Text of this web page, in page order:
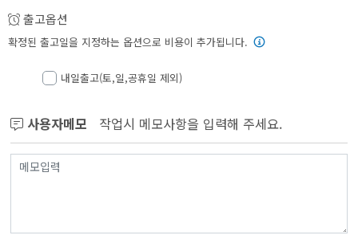
출고옵션
확정된 출고일을 지정하는 옵션으로 비용이 추가됩니다.
내일출고(토,일,공휴일 제외)
사용자메모 작업시 메모사항을 입력해 주세요.